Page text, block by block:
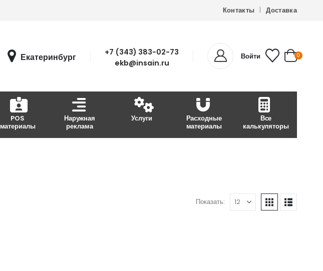
Контакты Доставка
Екатеринбург
+7 (343) 383-02-73
ekb@insain.ru
Войти 0
POS
материалы
Наружная
реклама
Услуги
Расходные
материалы
Все
калькуляторы
Показать: